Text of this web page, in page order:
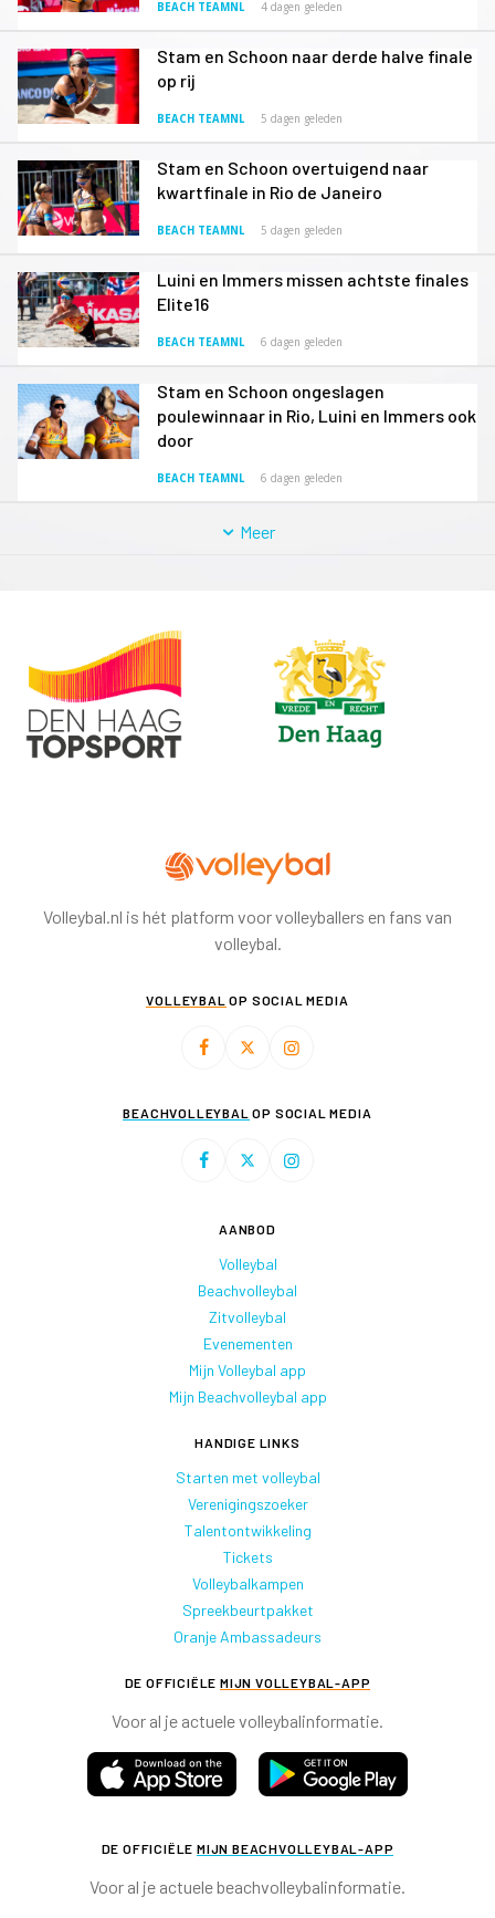
BEACH TEAMNL 4 dagen geleden
Stam en Schoon naar derde halve finale
op rij
BEACH TEAMNL 5 dagen geleden
Stam en Schoon overtuigend naar
kwartfinale in Rio de Janeiro
BEACH TEAMNL 5 dagen geleden
Luini en Immers missen achtste finales
Elite16
BEACH TEAMNL 6 dagen geleden
Stam en Schoon ongeslagen
poulewinnaar in Rio, Luini en Immers ook
door
BEACH TEAMNL 6 dagen geleden
Meer
Volleybal.nl is hét platform voor volleyballers en fans van
volleybal.
VOLLEYBAL OP SOCIAL MEDIA
BEACHVOLLEYBAL OP SOCIAL MEDIA
AANBOD
Volleybal
Beachvolleybal
Zitvolleybal
Evenementen
Mijn Volleybal app
Mijn Beachvolleybal app
HANDIGE LINKS
Starten met volleybal
Verenigingszoeker
Talentontwikkeling
Tickets
Volleybalkampen
Spreekbeurtpakket
Oranje Ambassadeurs
DE OFFICIËLE MIJN VOLLEYBAL-APP
Voor al je actuele volleybalinformatie.
DE OFFICIËLE MIJN BEACHVOLLEYBAL-APP
Voor al je actuele beachvolleybalinformatie.